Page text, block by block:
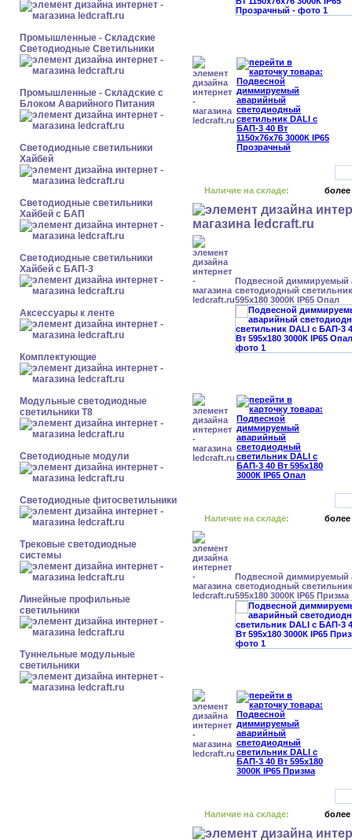
Промышленные - Складские
Светодиодные Светильники
Промышленные - Складские с
Блоком Аварийного Питания
Светодиодные светильники
Хайбей
Светодиодные светильники
Хайбей с БАП
Светодиодные светильники
Хайбей с БАП-3
Аксессуары к ленте
Комплектующие
Модульные светодиодные
светильники Т8
Светодиодные модули
Светодиодные фитосветильники
Трековые светодиодные
системы
Линейные профильные
светильники
Туннельные модульные
светильники
Наличие на складе: более
Подвесной диммируемый
светодиодный
595x180 3000К IP65 Опал
Наличие на складе: более
Подвесной диммируемый
светодиодный
595x180 3000К IP65 Призма
Наличие на складе: более